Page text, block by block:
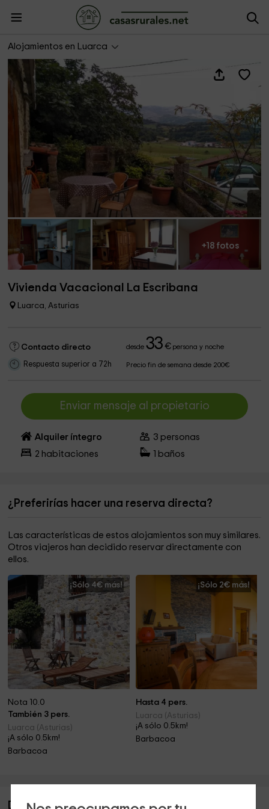
Alojamientos en Luarca
Vivienda Vacacional La Escribana
+18 fotos
Vivienda Vacacional La Escribana
Luarca, Asturias
Contacto directo desde33 €persona y noche
Respuesta superior a 72h Precio fin de semana desde 200€
Enviar mensaje al propietario
Alquiler íntegro 3 personas
2 habitaciones baños
¿Preferirías hacer una reserva directa?
Las características de estos alojamientos son muy similares.
Otros viajeros han decidido reservar directamente con
ellos.
¡Sólo 4€ más!
Nota 10.0
También 3 pers.
Luarca (Asturias)
¡A sólo 0.5km!
Barbacoa
¡Sólo 2€ más!
Hasta 4 pers.
Luarca (Asturias)
¡A sólo 0.5km!
Barbacoa
Descripción de Vivienda Vacacional La